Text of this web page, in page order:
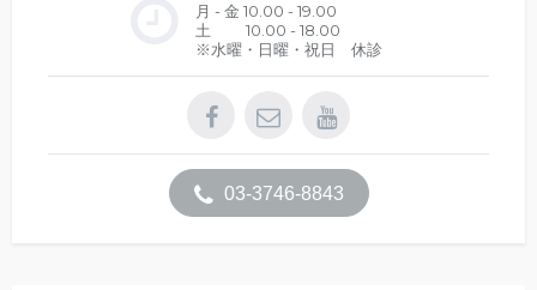
月 - 金 10.00 - 19.00
土 10.00 - 18.00
※水曜・日曜・祝日 休診
03-3746-8843